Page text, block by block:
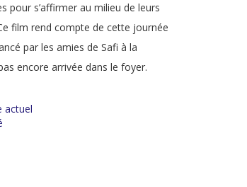
pour s’affirmer au milieu de leurs
film rend compte de cette journée
par les amies de Safi à la
encore arrivée dans le foyer.
actuel